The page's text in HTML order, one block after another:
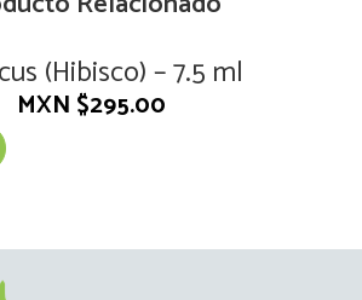
(Hibisco) – 7.5 ml
MXN $295.00